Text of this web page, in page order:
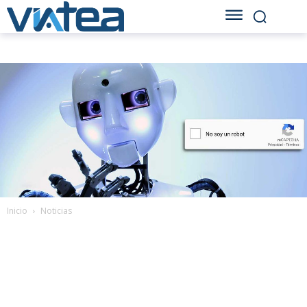
Inicio Noticias